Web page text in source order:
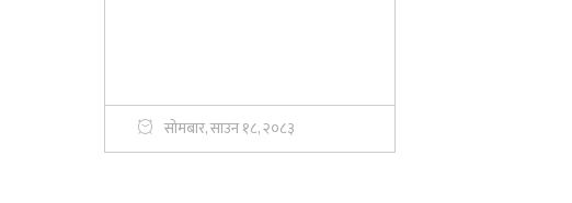
सोमबार, साउन १८, २०८३